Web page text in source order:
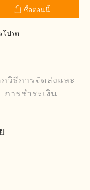
ซื้อตอนนี้
โปรด
กวิธีการจัดส่งและ
การชำระเงิน